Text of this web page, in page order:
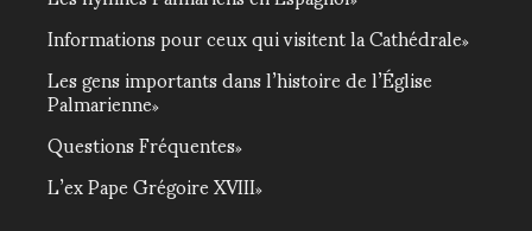
Informations pour ceux qui visitent la Cathédrale
Les gens importants dans l’histoire de l’Église
Palmarienne
Questions Fréquentes
L’ex Pape Grégoire XVIII